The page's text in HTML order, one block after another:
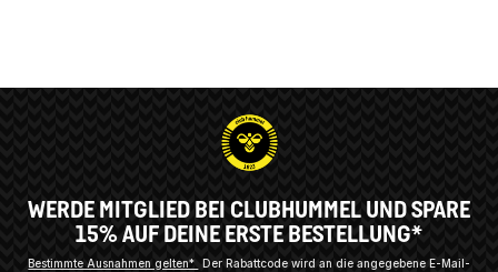
WERDE MITGLIED BEI CLUBHUMMEL UND SPARE
15% AUF DEINE ERSTE BESTELLUNG*
Bestimmte Ausnahmen gelten*
Der Rabattcode wird an die angegebene E-Mail-